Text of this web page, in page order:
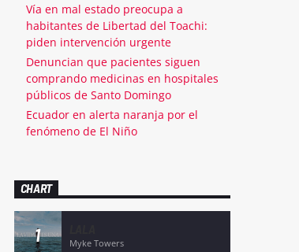
Vía en mal estado preocupa a
habitantes de Libertad del Toachi:
piden intervención urgente
Denuncian que pacientes siguen
comprando medicinas en hospitales
públicos de Santo Domingo
Ecuador en alerta naranja por el
fenómeno de El Niño
CHART
1 Myke Towers